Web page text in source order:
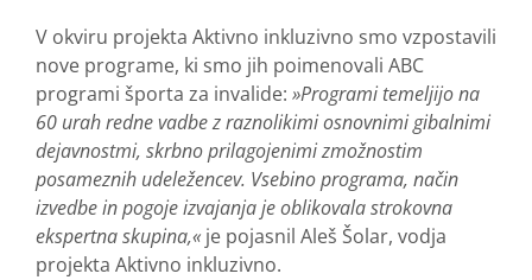
V okviru projekta Aktivno inkluzivno smo vzpostavili
nove programe, ki smo jih poimenovali ABC
programi športa za invalide: »Programi temeljijo na
60 urah redne vadbe z raznolikimi osnovnimi gibalnimi
dejavnostmi, skrbno prilagojenimi zmožnostim
posameznih udeležencev. Vsebino programa, način
izvedbe in pogoje izvajanja je oblikovala strokovna
ekspertna skupina,« je pojasnil Aleš Šolar, vodja
projekta Aktivno inkluzivno.